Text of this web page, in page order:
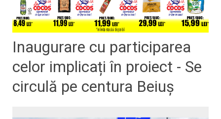
Inaugurare cu participarea
celor implicați în proiect - Se
circulă pe centura Beiuș